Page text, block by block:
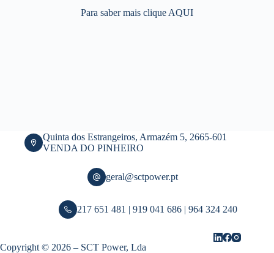
Para saber mais clique AQUI
Quinta dos Estrangeiros, Armazém 5, 2665-601
VENDA DO PINHEIRO
geral@sctpower.pt
217 651 481 | 919 041 686 | 964 324 240
Copyright © 2026 – SCT Power, Lda